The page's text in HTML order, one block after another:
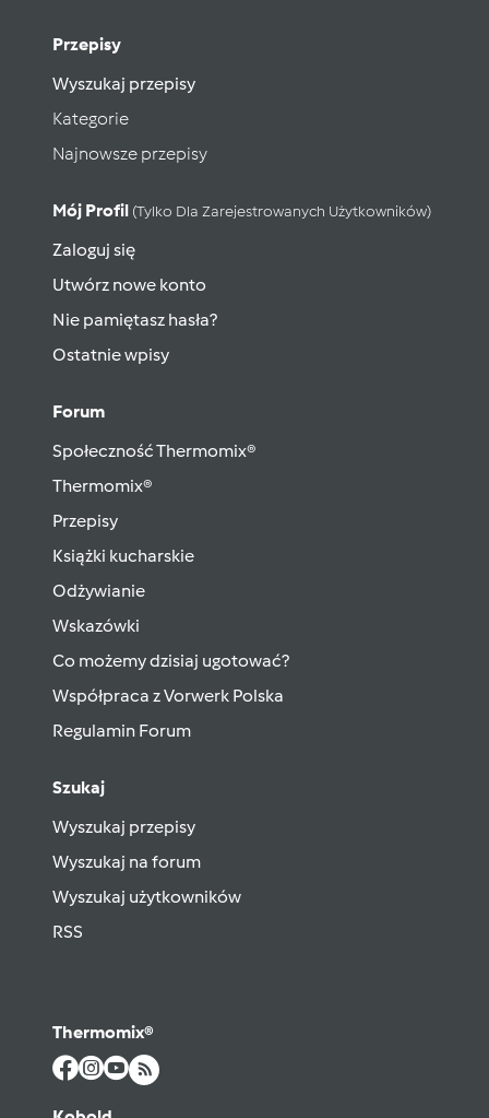
Przepisy
Wyszukaj przepisy
Kategorie
Najnowsze przepisy
Mój Profil (tylko Dla Zarejestrowanych Użytkowników)
Zaloguj się
Utwórz nowe konto
Nie pamiętasz hasła?
Ostatnie wpisy
Forum
Społeczność Thermomix®
Thermomix®
Przepisy
Książki kucharskie
Odżywianie
Wskazówki
Co możemy dzisiaj ugotować?
Współpraca z Vorwerk Polska
Regulamin Forum
Szukaj
Wyszukaj przepisy
Wyszukaj na forum
Wyszukaj użytkowników
RSS
Thermomix®